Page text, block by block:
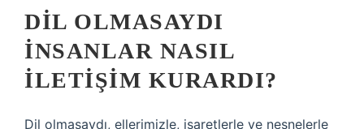
DIL OLMASAYDI
INSANLAR NASIL
ILETIŞIM KURARDI?
Dil olmasaydı, ellerimizle, işaretlerle ve nesnelerle